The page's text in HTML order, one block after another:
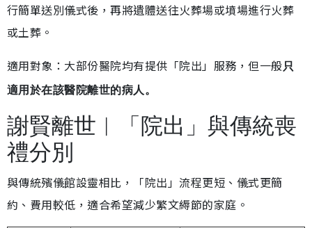
行簡單送別儀式後，再將遺體送往火葬場或墳場進行火葬
或土葬。
適用對象：大部份醫院均有提供「院出」服務，但一般只
適用於在該醫院離世的病人。
謝賢離世︱「院出」與傳統喪
禮分別
與傳統殯儀館設靈相比，「院出」流程更短、儀式更簡
約、費用較低，適合希望減少繁文縟節的家庭。